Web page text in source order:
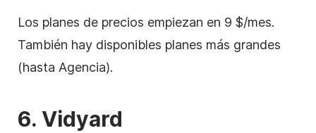
Los planes de precios empiezan en 9 $/mes.
También hay disponibles planes más grandes
(hasta Agencia).
6. Vidyard